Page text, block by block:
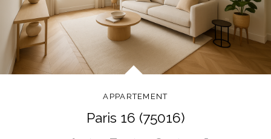
APPARTEMENT
Paris 16 (75016)